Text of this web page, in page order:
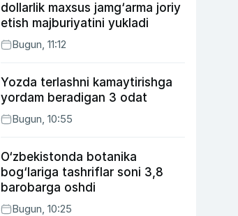
dollarlik maxsus jamg‘arma joriy
etish majburiyatini yukladi
Bugun, 11:12
Yozda terlashni kamaytirishga
yordam beradigan 3 odat
Bugun, 10:55
O‘zbekistonda botanika
bog‘lariga tashriflar soni 3,8
barobarga oshdi
Bugun, 10:25